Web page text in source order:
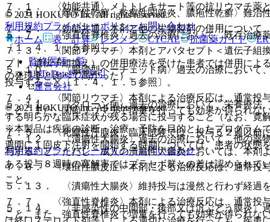
５．６． 〈尋常性乾癬、乾癬性関節炎、膿疱性乾癬〉難治
５．７． 〈強直性脊椎炎〉過去の治療において、既存治療
〔１．４、１．５参照〕。
５．１０． 〈腸管型ベーチェット病〉過去の治療において
投与すること〔１．４、１．５参照〕。
５．１１． 〈クローン病〉過去の治療において、栄養療法
する明らかな臨床症状が残る場合に投与すること（なお、寛
５．１２． 〈潰瘍性大腸炎〉過去の治療において、他の薬
与すること。ただし、成人の潰瘍性大腸炎においては、本
ある投与８週時の寛解率ではプラセボ群との差は認められて
５．１３． 〈潰瘍性大腸炎〉維持投与は漫然と行わず経過
５．１４． 〈非感染性の中間部・後部又は汎ぶどう膜炎〉
７．１． 〈効能共通〉メトトレキサート等の抗リウマチ薬
７．２． 〈効能共通〉本剤と他の生物製剤の併用について
７．３． 〈関節リウマチ〉本剤とアバタセプト＜遺伝子組
プト（遺伝子組換え）の併用療法を受けた患者では併用に
の発現率と比べて高かった）。
７．４． 〈関節リウマチ〉本剤による治療反応は、通常投
こと。また、関節リウマチで増量を行っても効果が得られな
７．５． 〈化膿性汗腺炎〉臨床試験では、投与５２週以前
週間に１回皮下注射を開始する時期については、患者の状態
７．６． 〈壊疽性膿皮症〉本剤による治療反応は、通常投
こと。
７．７． 〈強直性脊椎炎〉本剤による治療反応は、通常投
こと。また、強直性脊椎炎で増量を行っても効果が得られな
© 2021 HOKUTO Inc. All rights reserved.
利用規約プライバシーポリシーお問い合わせ
ホーム
表・計算 レジメン CTCAE 抗菌薬ガイド
監修医師一覧
UpToDate特別割引
運営会社
© 2021 HOKUTO Inc. All rights reserved.
※本製品は疾病の診断・治療・予防を目的としたプログラム
利用規約プライバシーポリシーお問い合わせ